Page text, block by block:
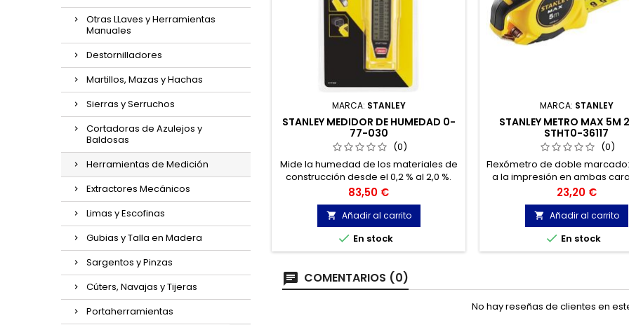
Otras LLaves y Herramientas
Manuales
Destornilladores
Martillos, Mazas y Hachas
Sierras y Serruchos
Cortadoras de Azulejos y
Baldosas
Herramientas de Medición
Extractores Mecánicos
Limas y Escofinas
Gubias y Talla en Madera
Sargentos y Pinzas
Cúters, Navajas y Tijeras
Portaherramientas
MARCA: STANLEY
STANLEY MEDIDOR DE HUMEDAD 0-
77-030
(0)
Mide la humedad de los materiales de
construcción desde el 0,2 % al 2,0 %.
Mide la humedad de la madera desde
el 6 % al 44 %. Mide la temperatura
ambiente. Temperatura de
funcionamiento 0 - 37 °C.
Precio
83,50 €
 Añadir al carrito
 En stock
MARCA: STANLEY
STANLEY METRO MAX 5M
STHT0-36117
(0)
Flexómetro de doble
a la impresión en ambas
cinta, se tiene una buena
las medidas
la posición en la que se
herramienta de medición.
Precio
23,20 €
 Añadir al carrito
 En stock
COMENTARIOS (0)
No hay reseñas de clientes en